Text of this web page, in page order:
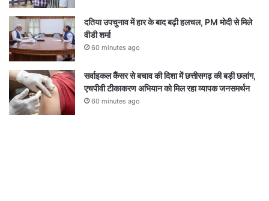
दतिया उपचुनाव में हार के बाद बढ़ी हलचल, PM मोदी से मिले
वीडी शर्मा
60 minutes ago
सर्वाइकल कैंसर से बचाव की दिशा में छत्तीसगढ़ की बड़ी छलांग,
एचपीवी टीकाकरण अभियान को मिल रहा व्यापक जनसमर्थन
60 minutes ago